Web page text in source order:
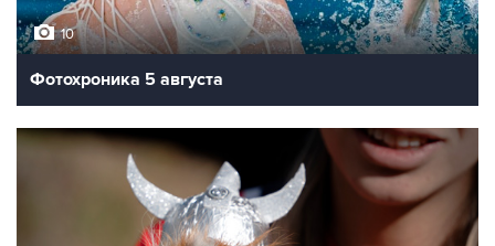
10
Фотохроника 5 августа